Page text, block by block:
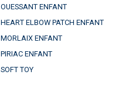
OUESSANT ENFANT
HEART ELBOW PATCH ENFANT
MORLAIX ENFANT
PIRIAC ENFANT
SOFT TOY